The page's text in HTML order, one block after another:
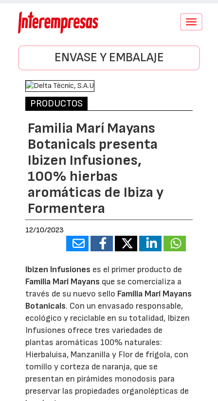
Conmutar
ENVASE Y EMBALAJE
PRODUCTOS
Familia Marí Mayans
Botanicals presenta
Ibizen Infusiones,
100% hierbas
aromáticas de Ibiza y
Formentera
12/10/2023
Ibizen Infusiones es el primer producto de
Familia Marí Mayans que se comercializa a
través de su nuevo sello Familia Marí Mayans
Botanicals. Con un envasado responsable,
ecológico y reciclable en su totalidad, Ibizen
Infusiones ofrece tres variedades de
plantas aromáticas 100% naturales:
Hierbaluisa, Manzanilla y Flor de frígola, con
tomillo y corteza de naranja, que se
presentan en pirámides monodosis para
preservar las propiedades organolépticas de